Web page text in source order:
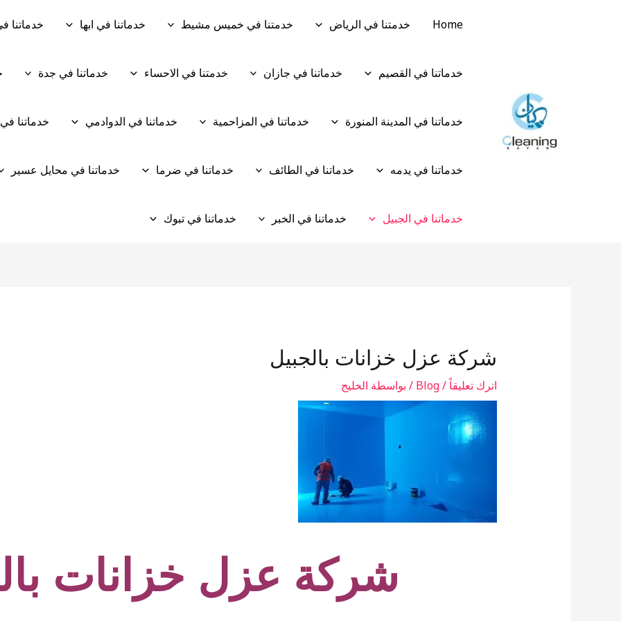
Home خدمتنا في الرياض خدمتنا في خميس مشيط خدماتنا في ابها خدماتنا
خدماتنا في القصيم خدماتنا في جازان خدمتنا في الاحساء خدماتنا في جدة
خدماتنا في المدينة المنورة خدماتنا في المزاحمية خدماتنا في الدوادمي خدماتنا
خدماتنا في يدمه خدماتنا في الطائف خدماتنا في ضرما خدماتنا في محايل عسير
خدماتنا في الجبيل خدماتنا في الخبر خدماتنا في تبوك
شركة عزل خزانات بالجبيل
اترك تعليقاً/
Blog / بواسطة الخليج
شركة عزل خزانات